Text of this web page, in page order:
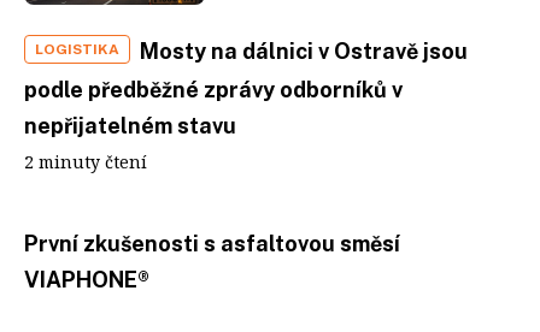
LOGISTIKA
Mosty na dálnici v Ostravě jsou
podle předběžné zprávy odborníků v
nepřijatelném stavu
2 minuty čtení
První zkušenosti s asfaltovou směsí
VIAPHONE®